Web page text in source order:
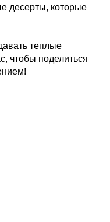
десерты, которые
теплые
чтобы поделиться